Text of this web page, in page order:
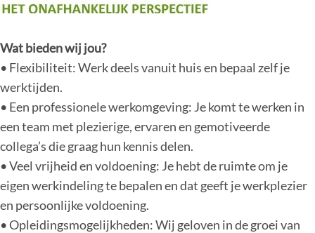
Wat bieden wij jou?
• Flexibiliteit: Werk deels vanuit huis en bepaal zelf je
werktijden.
• Een professionele werkomgeving: Je komt te werken in
een team met plezierige, ervaren en gemotiveerde
collega’s die graag hun kennis delen.
• Veel vrijheid en voldoening: Je hebt de ruimte om je
eigen werkindeling te bepalen en dat geeft je werkplezier
en persoonlijke voldoening.
• Opleidingsmogelijkheden: Wij geloven in de groei van